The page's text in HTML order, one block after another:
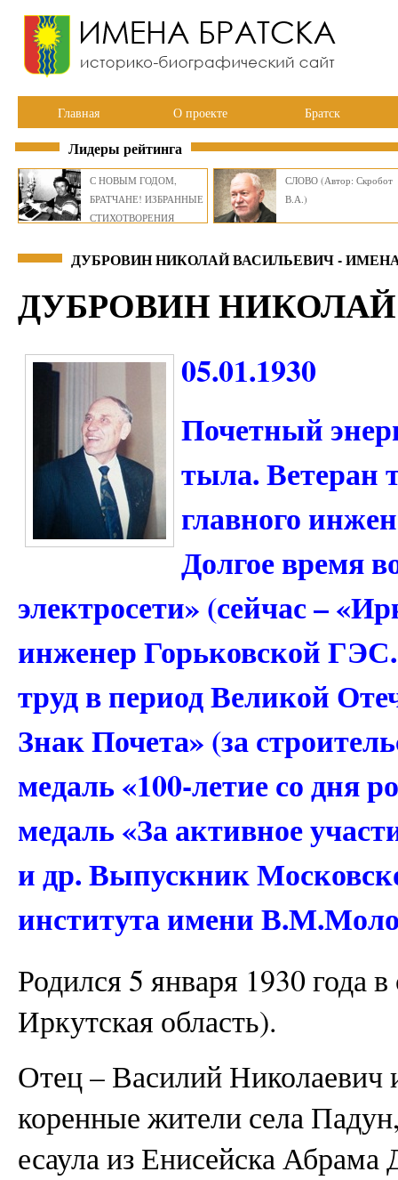
Главная О проекте Братск
Лидеры рейтинга
С НОВЫМ ГОДОМ,
БРАТЧАНЕ! ИЗБРАННЫЕ
СТИХОТВОРЕНИЯ
СЛОВО (Автор: Скробот
В.А.)
ДУБРОВИН НИКОЛАЙ ВАСИЛЬЕВИЧ -
ДУБРОВИН
05.01.1930
Почетный
тыла. Ветеран
главного
Долгое время
электросети» (сейчас –
инженер Горьковской
труд в период Великой
Знак Почета» (за
медаль «100-летие со дня
медаль «За активное
и др. Выпускник
института имени
Родился 5 января 1930 года
Иркутская область).
Отец – Василий
коренные жители села
есаула из Енисейска Абрама